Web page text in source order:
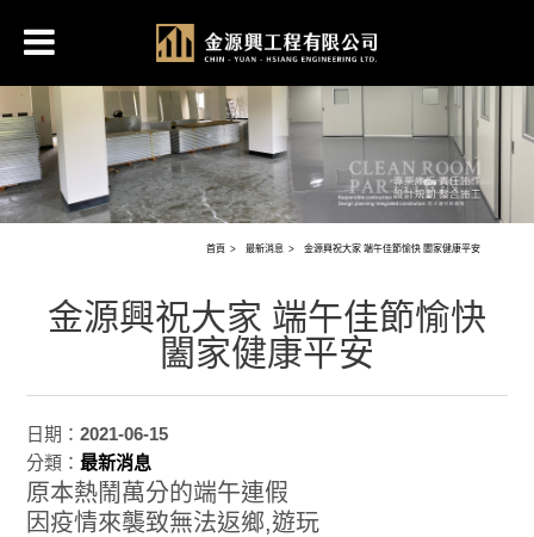
首頁 最新消息 金源興祝大家 端午佳節愉快 闔家健康平安
金源興祝大家 端午佳節愉快
闔家健康平安
日期：2021-06-15
分類：最新消息
原本熱鬧萬分的端午連假​
因疫情來襲致無法返鄉,遊玩